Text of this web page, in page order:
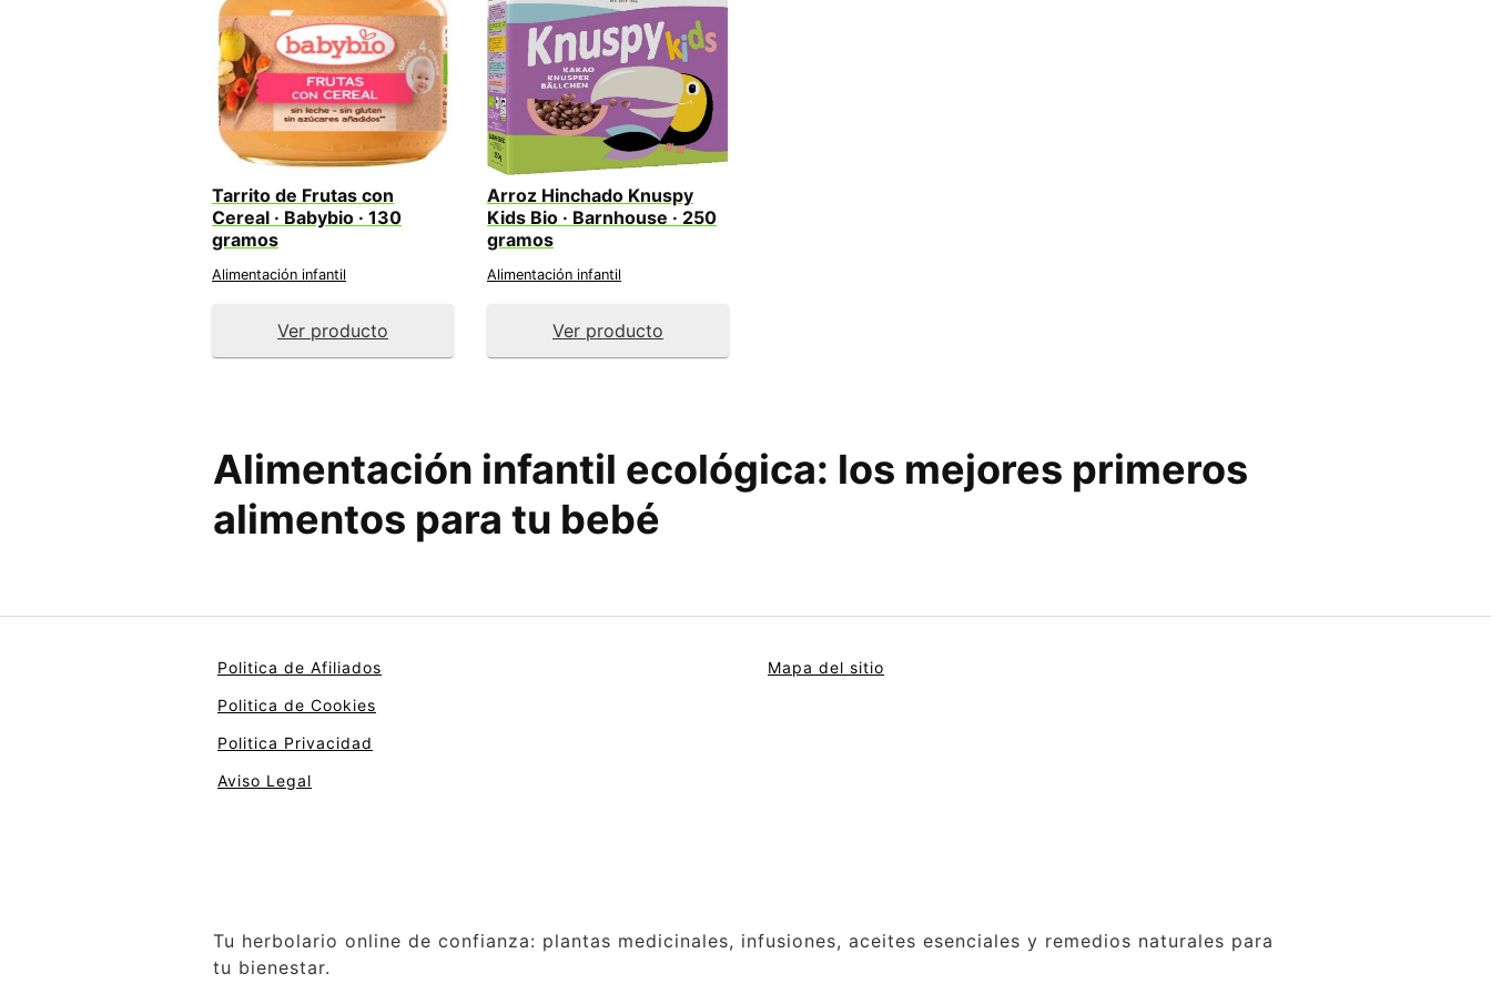
Tarrito de Frutas con
Cereal · Babybio · 130
gramos
Alimentación infantil
Ver producto
Arroz Hinchado Knuspy
Kids Bio · Barnhouse · 250
gramos
Alimentación infantil
Ver producto
Alimentación infantil ecológica: los mejores primeros
alimentos para tu bebé
Politica de Afiliados
Politica de Cookies
Politica Privacidad
Aviso Legal
Mapa del sitio
Tu herbolario online de confianza: plantas medicinales, infusiones, aceites esenciales y remedios naturales para
tu bienestar.